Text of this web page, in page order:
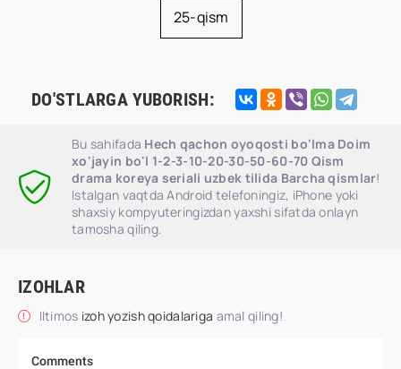
25-qism
DO'STLARGA YUBORISH:
Bu sahifada Hech qachon oyoqosti bo'lma Doim
xo'jayin bo'l 1-2-3-10-20-30-50-60-70 Qism
drama koreya seriali uzbek tilida Barcha qismlar!
Istalgan vaqtda Android telefoningiz, iPhone yoki
shaxsiy kompyuteringizdan yaxshi sifatda onlayn
tamosha qiling.
IZOHLAR
Iltimos izoh yozish qoidalariga amal qiling!